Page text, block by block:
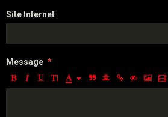
Site Internet
Message